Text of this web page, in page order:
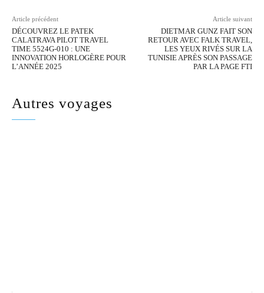
Article précédent
DÉCOUVREZ LE PATEK
CALATRAVA PILOT TRAVEL
TIME 5524G-010 : UNE
INNOVATION HORLOGÈRE POUR
L’ANNÉE 2025
Article suivant
DIETMAR GUNZ FAIT SON
RETOUR AVEC FALK TRAVEL,
LES YEUX RIVÉS SUR LA
TUNISIE APRÈS SON PASSAGE
PAR LA PAGE FTI
Autres voyages